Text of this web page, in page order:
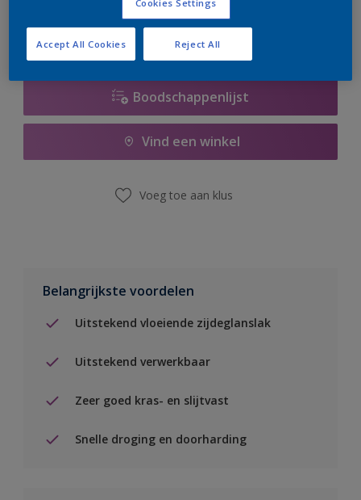
Boodschappenlijst
Vind een winkel
Voeg toe aan klus
Belangrijkste voordelen
Uitstekend vloeiende zijdeglanslak
Uitstekend verwerkbaar
Zeer goed kras- en slijtvast
Snelle droging en doorharding
Cookies Settings
Reject All
Accept All Cookies